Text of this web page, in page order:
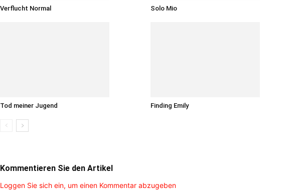
Verflucht Normal Solo Mio
Tod meiner Jugend Finding Emily
Kommentieren Sie den Artikel
Loggen Sie sich ein, um einen Kommentar abzugeben